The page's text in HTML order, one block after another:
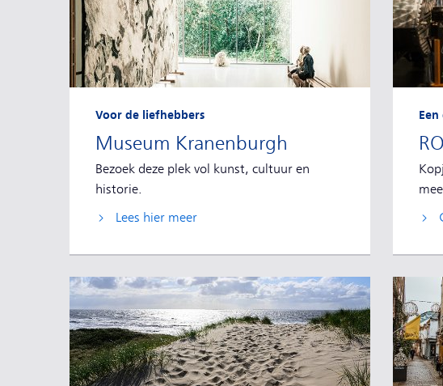
Museum Kranenburgh
Voor de liefhebbers
Bezoek deze plek vol kunst, cultuur en
historie.
Lees hier meer